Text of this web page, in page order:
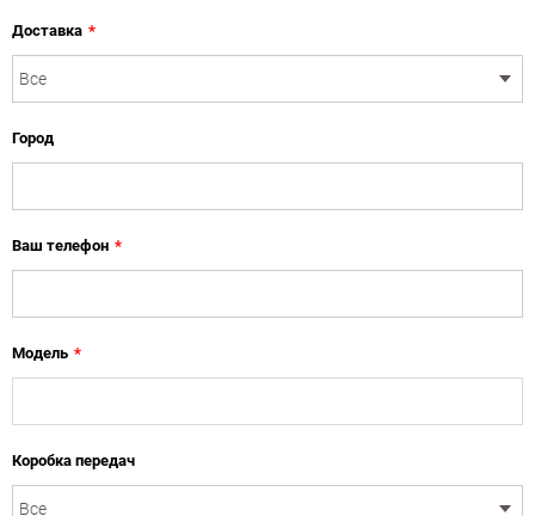
Доставка *
Город
Ваш телефон *
Модель *
Коробка передач